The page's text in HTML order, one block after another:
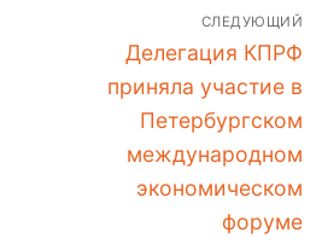
СЛЕДУЮЩИЙ
Следующая
запись:
Делегация КПРФ
приняла участие в
Петербургском
международном
экономическом
форуме